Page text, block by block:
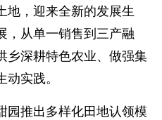
地，迎来全新的发展生
，从单一销售到三产融
乡深耕特色农业、做强集
实践。
推出多样化田地认领模